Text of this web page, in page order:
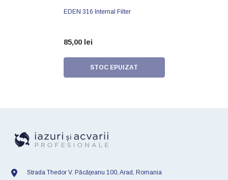
EDEN 316 Internal Filter
85,00 lei
STOC EPUIZAT
Strada Thedor V. Păcățeanu 100, Arad, Romania